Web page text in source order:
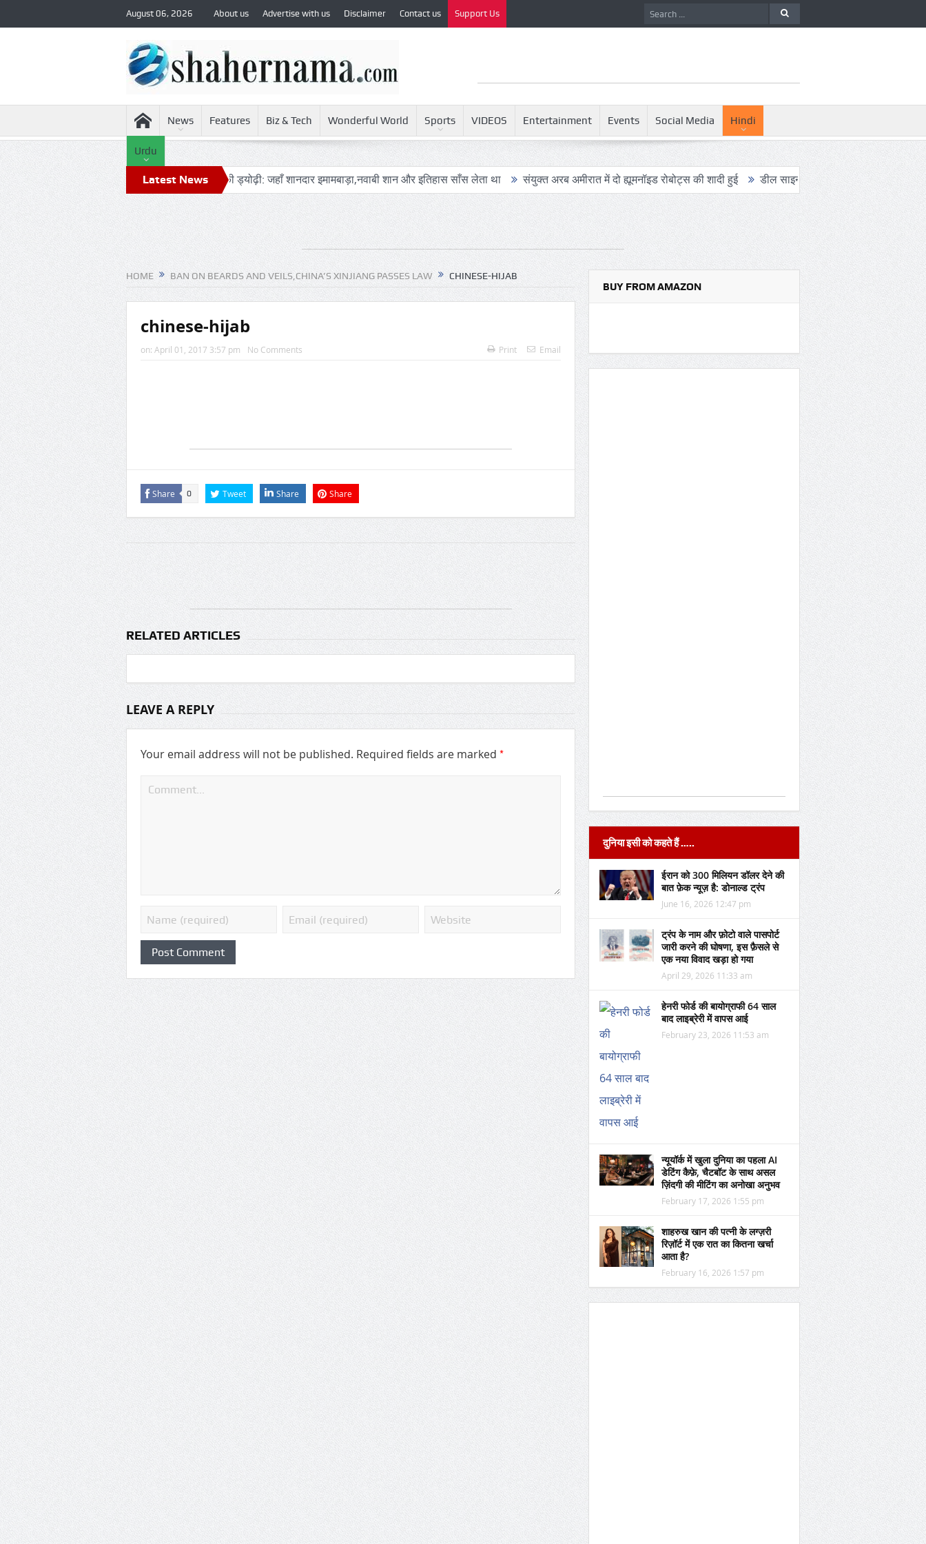
August 06, 2026 About us Advertise with us Disclaimer Contact us Support Us
News Features Biz & Tech Wonderful World Sports VIDEOS Entertainment Events Social Media Hindi
Urdu
Latest News
आज चंद्रमा से टकराएगा आग़ा मीर की ड्योढ़ी: जहाँ शानदार इमामबाड़ा,नवाबी शान और इतिहास साँस लेता था संयुक्त अरब अमीरात में दो ह्यूमनॉइड रोबोट्स की शादी हुई डील साइन करने का यह आखिरी मौका है, ट्रंप ने एक बार
HOME BAN ON BEARDS AND VEILS,CHINA’S XINJIANG PASSES LAW CHINESE-HIJAB
chinese-hijab
on: April 01, 2017 3:57 pm No Comments Print Email
Share 0 Tweet Share Share
RELATED ARTICLES
LEAVE A REPLY
Your email address will not be published. Required fields are marked *
BUY FROM AMAZON
दुनिया इसी को कहते हैं …..
ईरान को 300 मिलियन डॉलर देने की
बात फ़ेक न्यूज़ है: डोनाल्ड ट्रंप
June 16, 2026 12:47 pm
ट्रंप के नाम और फ़ोटो वाले पासपोर्ट
जारी करने की घोषणा, इस फ़ैसले से
एक नया विवाद खड़ा हो गया
April 29, 2026 11:33 am
हेनरी फोर्ड की बायोग्राफी 64 साल
बाद लाइब्रेरी में वापस आई
February 23, 2026 11:53 am
न्यूयॉर्क में खुला दुनिया का पहला AI
डेटिंग कैफ़े, चैटबॉट के साथ असल
ज़िंदगी की मीटिंग का अनोखा अनुभव
February 17, 2026 1:55 pm
शाहरुख खान की पत्नी के लग्ज़री
रिज़ॉर्ट में एक रात का कितना खर्चा
आता है?
February 16, 2026 1:57 pm